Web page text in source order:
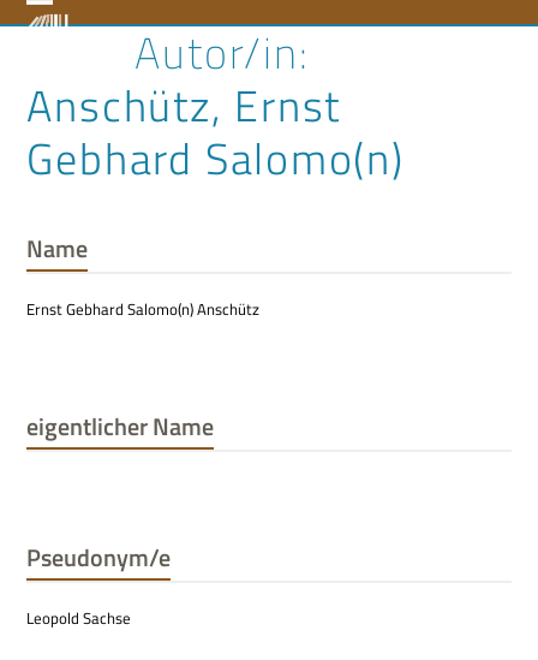
to Open
menu
Close
menu
Anschütz, Ernst
Gebhard Salomo(n)
Name
Ernst Gebhard Salomo(n) Anschütz
eigentlicher Name
Pseudonym/e
Leo­pold Sachse